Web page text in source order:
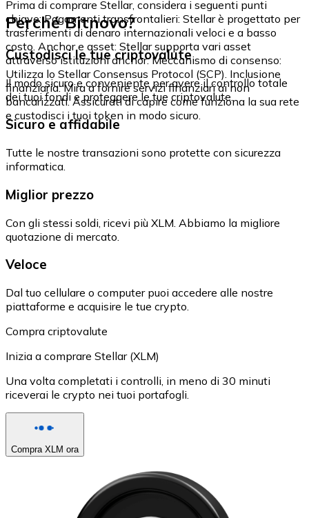
Prima di comprare Stellar, considera i seguenti punti
chiave: Pagamenti transfrontalieri: Stellar è progettato per
trasferimenti di denaro internazionali veloci e a basso
costo. Anchor e asset: Stellar supporta vari asset
attraverso istituzioni anchor. Meccanismo di consenso:
Utilizza lo Stellar Consensus Protocol (SCP). Inclusione
finanziaria: Mira a fornire servizi finanziari ai non
bancarizzati. Assicurati di capire come funziona la sua rete
e custodisci i tuoi token in modo sicuro.
Perché Bitnovo?
Custodisci le tue criptovalute
Il modo sicuro e conveniente per avere il controllo totale
dei tuoi fondi e proteggere le tue criptovalute.
Sicuro e affidabile
Tutte le nostre transazioni sono protette con sicurezza
informatica.
Miglior prezzo
Con gli stessi soldi, ricevi più XLM. Abbiamo la migliore
quotazione di mercato.
Veloce
Dal tuo cellulare o computer puoi accedere alle nostre
piattaforme e acquisire le tue crypto.
Compra criptovalute
Inizia a comprare Stellar (XLM)
Una volta completati i controlli, in meno di 30 minuti
riceverai le crypto nei tuoi portafogli.
Compra XLM ora